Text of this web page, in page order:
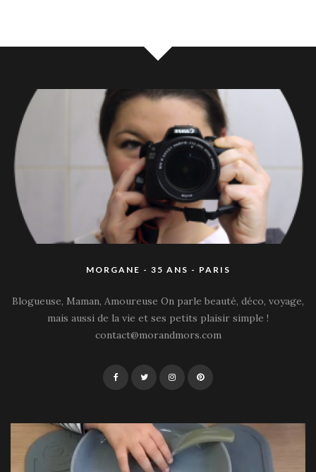
MORGANE - 35 ANS - PARIS
Blogueuse, Maman, Amoureuse On parle beauté, déco, voyage,
mais aussi de la vie et ses petits plaisir simple !
contact@morandmors.com